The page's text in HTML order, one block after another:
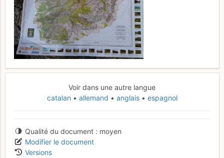
Voir dans une autre langue
catalan
allemand anglais espagnol
Qualité du document
moyen
Modifier le document
Versions